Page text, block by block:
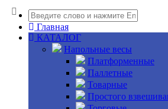
Главная
КАТАЛОГ
Напольные весы
Платформенные
Паллетные
Товарные
Простого